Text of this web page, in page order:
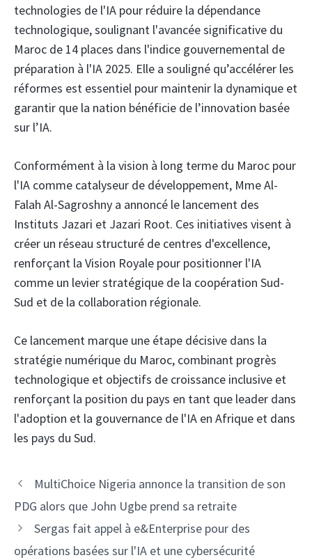
technologies de l'IA pour réduire la dépendance
technologique, soulignant l'avancée significative du
Maroc de 14 places dans l'indice gouvernemental de
préparation à l'IA 2025. Elle a souligné qu’accélérer les
réformes est essentiel pour maintenir la dynamique et
garantir que la nation bénéficie de l’innovation basée
sur l’IA.
Conformément à la vision à long terme du Maroc pour
l'IA comme catalyseur de développement, Mme Al-
Falah Al-Sagroshny a annoncé le lancement des
Instituts Jazari et Jazari Root. Ces initiatives visent à
créer un réseau structuré de centres d'excellence,
renforçant la Vision Royale pour positionner l'IA
comme un levier stratégique de la coopération Sud-
Sud et de la collaboration régionale.
Ce lancement marque une étape décisive dans la
stratégie numérique du Maroc, combinant progrès
technologique et objectifs de croissance inclusive et
renforçant la position du pays en tant que leader dans
l'adoption et la gouvernance de l'IA en Afrique et dans
les pays du Sud.
Navigation
des
MultiChoice Nigeria annonce la transition de son
PDG alors que John Ugbe prend sa retraite
Sergas fait appel à e&Enterprise pour des
opérations basées sur l'IA et une cybersécurité